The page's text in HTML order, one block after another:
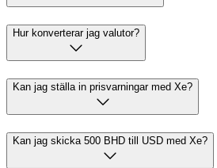
Hur konverterar jag valutor?
Kan jag ställa in prisvarningar med Xe?
Kan jag skicka 500 BHD till USD med Xe?